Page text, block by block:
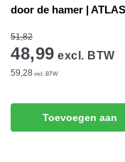
door de hamer | ATLAS
51,82
48,99 excl. BTW
59,28 incl. BTW
Toevoegen aan